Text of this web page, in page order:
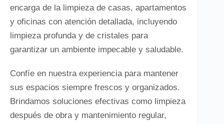
encarga de la limpieza de casas, apartamentos
y oficinas con atención detallada, incluyendo
limpieza profunda y de cristales para
garantizar un ambiente impecable y saludable.
Confíe en nuestra experiencia para mantener
sus espacios siempre frescos y organizados.
Brindamos soluciones efectivas como limpieza
después de obra y mantenimiento regular,